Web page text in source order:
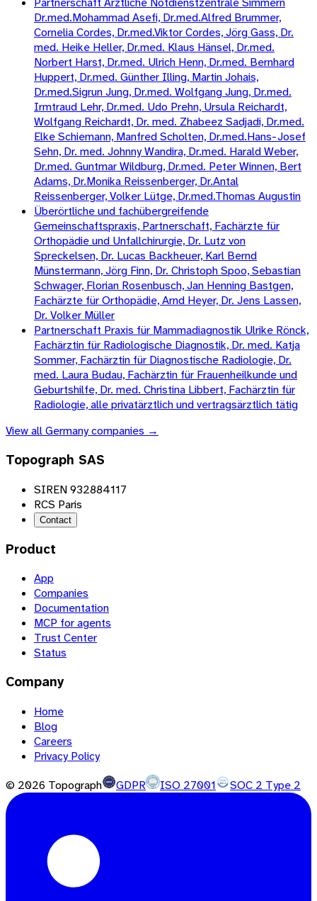
Dr.med.Mohammad Asefi, Dr.med.Alfred Brummer,
Cornelia Cordes, Dr.med.Viktor Cordes, Jörg Gass, Dr.
med. Heike Heller, Dr.med. Klaus Hänsel, Dr.med.
Norbert Harst, Dr.med. Ulrich Henn, Dr.med. Bernhard
Huppert, Dr.med. Günther Illing, Martin Johais,
Dr.med.Sigrun Jung, Dr.med. Wolfgang Jung, Dr.med.
Irmtraud Lehr, Dr.med. Udo Prehn, Ursula Reichardt,
Wolfgang Reichardt, Dr. med. Zhabeez Sadjadi, Dr.med.
Elke Schiemann, Manfred Scholten, Dr.med.Hans-Josef
Sehn, Dr. med. Johnny Wandira, Dr.med. Harald Weber,
Dr.med. Guntmar Wildburg, Dr.med. Peter Winnen, Bert
Adams, Dr.Monika Reissenberger, Dr.Antal
Reissenberger, Volker Lütge, Dr.med.Thomas Augustin
Überörtliche und fachübergreifende
Gemeinschaftspraxis, Partnerschaft, Fachärzte für
Orthopädie und Unfallchirurgie, Dr. Lutz von
Spreckelsen, Dr. Lucas Backheuer, Karl Bernd
Münstermann, Jörg Finn, Dr. Christoph Spoo, Sebastian
Schwager, Florian Rosenbusch, Jan Henning Bastgen,
Fachärzte für Orthopädie, Arnd Heyer, Dr. Jens Lassen,
Dr. Volker Müller
Partnerschaft Praxis für Mammadiagnostik Ulrike Rönck,
Fachärztin für Radiologische Diagnostik, Dr. med. Katja
Sommer, Fachärztin für Diagnostische Radiologie, Dr.
med. Laura Budau, Fachärztin für Frauenheilkunde und
Geburtshilfe, Dr. med. Christina Libbert, Fachärztin für
Radiologie, alle privatärztlich und vertragsärztlich tätig
View allGermanycompanies →
Topograph SAS
SIREN 932884117
RCS Paris
Contact
Product
App
Companies
Documentation
MCP for agents
Trust Center
Status
Company
Home
Blog
Careers
Privacy Policy
© 2026 Topograph GDPR ISO 27001 SOC 2 Type 2